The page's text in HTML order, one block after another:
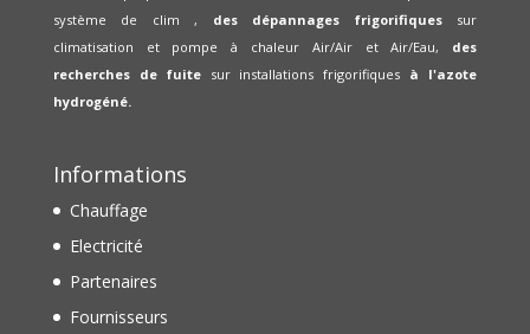
système de clim , des dépannages frigorifiquessur
climatisation et pompe à chaleur Air/Air et Air/Eau, des
recherches de fuite sur installations frigorifiques à l'azote
hydrogéné.
Informations
Chauffage
Electricité
Partenaires
Fournisseurs